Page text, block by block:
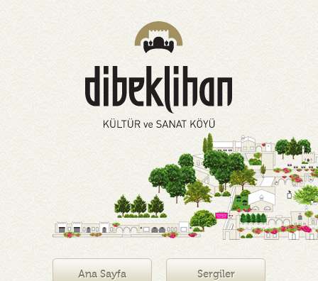
Ana Sayfa Sergiler